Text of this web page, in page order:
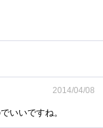
2014/04/08
いいですね。